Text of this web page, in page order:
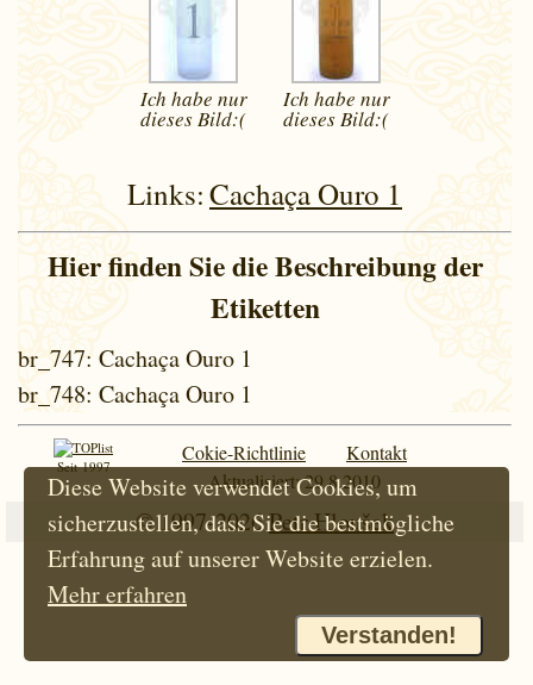
Ich habe nur
diesesBild:(
Ich habe nur
diesesBild:(
Links:Cachaça Ouro 1
Hier finden Sie die Beschreibung der
Etiketten
br_747: Cachaça Ouro 1
br_748: Cachaça Ouro 1
Seit 1997
Cokie-Richtlinie
Kontakt
Aktualisiert: 29.8.2010
© 1997-2026Petr Hloušek
Diese Website verwendet Cookies, um
sicherzustellen, dass Sie die bestmögliche
Erfahrung auf unserer Website erzielen.
Mehr erfahren
Verstanden!